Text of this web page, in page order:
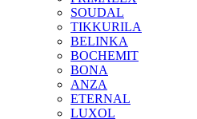
SOUDAL
TIKKURILA
BELINKA
BOCHEMIT
BONA
ANZA
ETERNAL
LUXOL